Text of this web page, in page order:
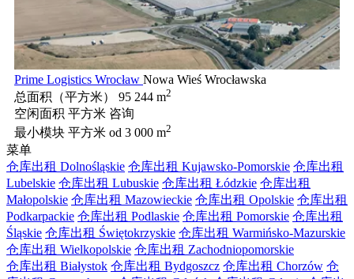
Prime Logistics Wrocław Nowa Wieś Wrocławska
总面积（平方米）
95 244 m2
空闲面积 平方米 咨询
最小模块 平方米 od 3 000 m2
菜单
仓库出租 Dolnośląskie 仓库出租 Kujawsko-Pomorskie 仓库出租
Lubelskie 仓库出租 Lubuskie 仓库出租 Łódzkie 仓库出租
Małopolskie 仓库出租 Mazowieckie 仓库出租 Opolskie 仓库出租
Podkarpackie 仓库出租 Podlaskie 仓库出租 Pomorskie 仓库出租
Śląskie 仓库出租 Świętokrzyskie 仓库出租 Warmińsko-Mazurskie
仓库出租 Wielkopolskie 仓库出租 Zachodniopomorskie
仓库出租 Białystok 仓库出租 Bydgoszcz 仓库出租 Chorzów 仓